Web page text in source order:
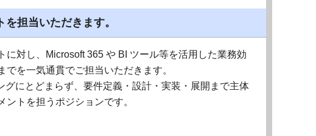
担当いただきます。
に対し、Microsoft 365 や BI ツール等を活用した業務効
を一気通貫でご担当いただきます。
グにとどまらず、要件定義・設計・実装・展開まで主体
トを担うポジションです。